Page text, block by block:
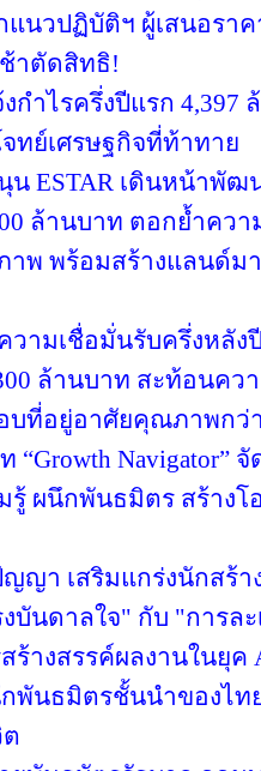
นวปฏิบัติฯ ผู้เสนอราค
ช้าตัดสิทธิ!
ำไรครึ่งปีแรก 4,397
ทย์เศรษฐกิจที่ท้าทาย
ESTAR เดินหน้าพัฒน
ล้านบาท ตอกย้ำคว
พ พร้อมสร้างแลนด์ม
วามเชื่อมั่นรับครึ่งหลัง
ล้านบาท สะท้อนค
ที่อยู่อาศัยคุณภาพกว่า
Navigator”
รู้ ผนึกพันธมิตร สร้าง
ญา เสริมแกร่งนักสร้า
งบันดาลใจ" กับ "การ
ร้างสรรค์ผลงานในยุค
กพันธมิตรชั้นนำของไ